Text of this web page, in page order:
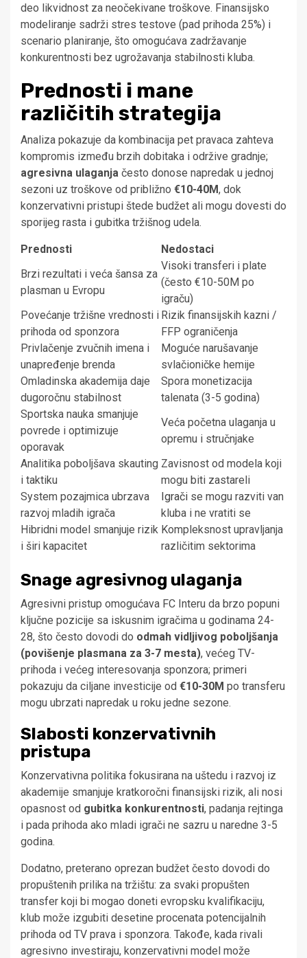
deo likvidnost za neočekivane troškove. Finansijsko
modeliranje sadrži stres testove (pad prihoda 25%) i
scenario planiranje, što omogućava zadržavanje
konkurentnosti bez ugrožavanja stabilnosti kluba.
Prednosti i mane
različitih strategija
Analiza pokazuje da kombinacija pet pravaca zahteva
kompromis između brzih dobitaka i održive gradnje;
agresivna ulaganja često donose napredak u jednoj
sezoni uz troškove od približno €10-40M, dok
konzervativni pristupi štede budžet ali mogu dovesti do
sporijeg rasta i gubitka tržišnog udela.
Prednosti
Nedostaci
Brzi rezultati i veća šansa za
plasman u Evropu
Visoki transferi i plate
(često €10-50M po
igraču)
Povećanje tržišne vrednosti i
prihoda od sponzora
Rizik finansijskih kazni /
FFP ograničenja
Privlačenje zvučnih imena i
unapređenje brenda
Moguće narušavanje
svlačioničke hemije
Omladinska akademija daje
dugoročnu stabilnost
Spora monetizacija
talenata (3-5 godina)
Sportska nauka smanjuje
povrede i optimizuje
oporavak
Veća početna ulaganja u
opremu i stručnjake
Analitika poboljšava skauting
i taktiku
Zavisnost od modela koji
mogu biti zastareli
System pozajmica ubrzava
razvoj mladih igrača
Igrači se mogu razviti van
kluba i ne vratiti se
Hibridni model smanjuje rizik
i širi kapacitet
Kompleksnost upravljanja
različitim sektorima
Snage agresivnog ulaganja
Agresivni pristup omogućava FC Interu da brzo popuni
ključne pozicije sa iskusnim igračima u godinama 24-
28, što često dovodi do odmah vidljivog poboljšanja
(povišenje plasmana za 3-7 mesta), većeg TV-
prihoda i većeg interesovanja sponzora; primeri
pokazuju da ciljane investicije od €10-30M po transferu
mogu ubrzati napredak u roku jedne sezone.
Slabosti konzervativnih
pristupa
Konzervativna politika fokusirana na uštedu i razvoj iz
akademije smanjuje kratkoročni finansijski rizik, ali nosi
opasnost od gubitka konkurentnosti, padanja rejtinga
i pada prihoda ako mladi igrači ne sazru u naredne 3-5
godina.
Dodatno, preterano oprezan budžet često dovodi do
propuštenih prilika na tržištu: za svaki propušten
transfer koji bi mogao doneti evropsku kvalifikaciju,
klub može izgubiti desetine procenata potencijalnih
prihoda od TV prava i sponzora. Takođe, kada rivali
agresivno investiraju, konzervativni model može